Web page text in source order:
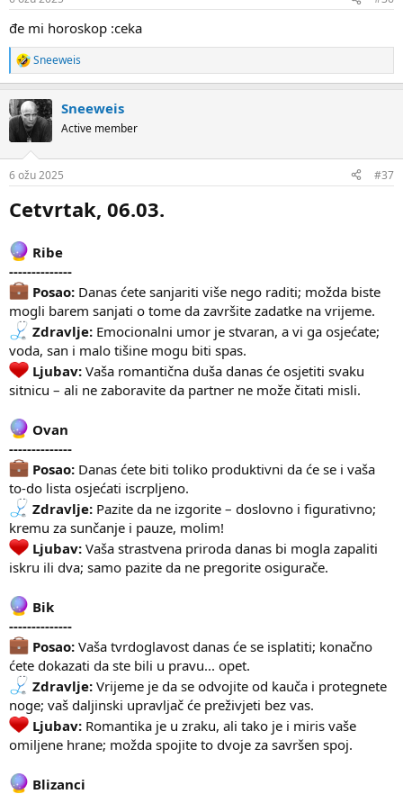
đe mi horoskop :ceka
R
e
c
t
s
Sneeweis
Sneeweis
Active member
6 ožu 2025 #37
Cetvrtak, 06.03.
Ribe
--------------
Posao: Danas ćete sanjariti više nego raditi; možda biste
mogli barem sanjati o tome da završite zadatke na vrijeme.
Zdravlje: Emocionalni umor je stvaran, a vi ga osjećate;
voda, san i malo tišine mogu biti spas.
Ljubav: Vaša romantična duša danas će osjetiti svaku
sitnicu – ali ne zaboravite da partner ne može čitati misli.
Ovan
--------------
Posao: Danas ćete biti toliko produktivni da će se i vaša
to-do lista osjećati iscrpljeno.
Zdravlje: Pazite da ne izgorite – doslovno i figurativno;
kremu za sunčanje i pauze, molim!
Ljubav: Vaša strastvena priroda danas bi mogla zapaliti
iskru ili dva; samo pazite da ne pregorite osigurače.
Bik
--------------
Posao: Vaša tvrdoglavost danas će se isplatiti; konačno
ćete dokazati da ste bili u pravu... opet.
Zdravlje: Vrijeme je da se odvojite od kauča i protegnete
noge; vaš daljinski upravljač će preživjeti bez vas.
Ljubav: Romantika je u zraku, ali tako je i miris vaše
omiljene hrane; možda spojite to dvoje za savršen spoj.
Blizanci